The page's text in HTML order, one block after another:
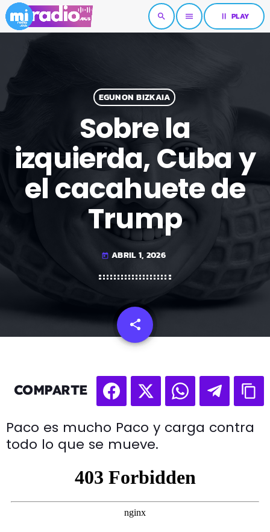
search menu pause PLAY
EGUNON BIZKAIA
Sobre la
izquierda, Cuba y
el cacahuete de
Trump
today ABRIL 1, 2026
share
email
COMPARTE
Paco es mucho Paco y carga contra
todo lo que se mueve.